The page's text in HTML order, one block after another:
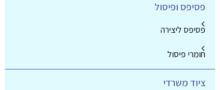
פסיפס ופיסול
פסיפס ליצירה
חומרי פיסול
ציוד משרדי